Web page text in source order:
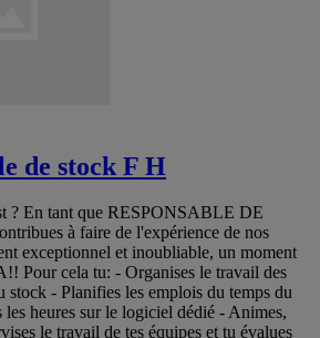
de stock F H
? En tant que RESPONSABLE DE
à faire de l'expérience de nos
exceptionnel et inoubliable, un moment
Pour cela tu: - Organises le travail des
stock - Planifies les emplois du temps du
les heures sur le logiciel dédié - Animes,
le travail de tes équipes et tu évalues